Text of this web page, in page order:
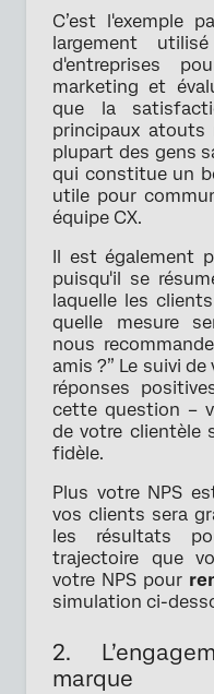
C’est l'exemple
largement
d'entreprises
marketing et
que la
principaux
plupart des gens
qui constitue un
utile pour
équipe CX.
Il est également
puisqu'il se
laquelle les
quelle mesure
nous
amis ?” Le suivi
réponses
cette question –
de votre clientèle
fidèle.
Plus votre NPS
vos clients sera
les résultats
trajectoire que
votre NPS pour
simulation ci-
2.
marque